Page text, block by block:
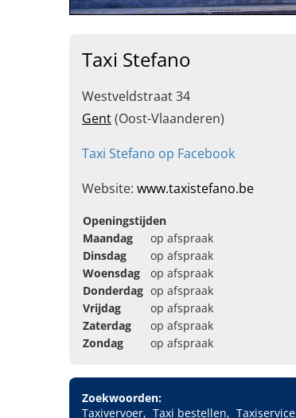
Taxi Stefano
Westveldstraat 34
Gent(Oost-Vlaanderen)
Taxi Stefano op Facebook
Website: www.taxistefano.be
Openingstijden
Maandag
op afspraak
Dinsdag
op afspraak
Woensdag
op afspraak
Donderdag op afspraak
Vrijdag
op afspraak
Zaterdag
op afspraak
Zondag
op afspraak
Zoekwoorden:
Taxivervoer
Taxi bestellen Taxiservice